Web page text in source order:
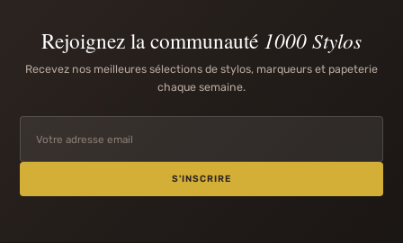
Rejoignez la communauté 1000 Stylos
Recevez nos meilleures sélections de stylos, marqueurs et papeterie
chaque semaine.
S'INSCRIRE